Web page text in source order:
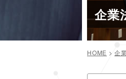
企業
HOME >企